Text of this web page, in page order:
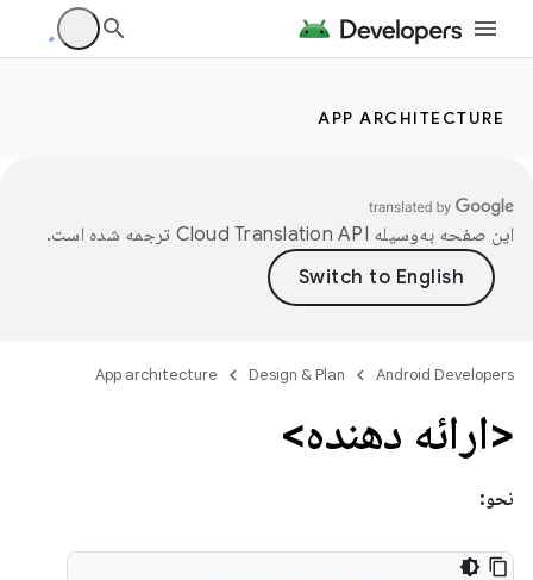
APP ARCHITECTURE
این صفحه به‌وسیله ترجمه شده است.
Android Developers
Design & Plan
App architecture
<ارائه دهنده>
نحو: